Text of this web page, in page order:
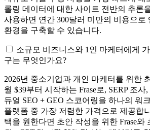
롤링 데이터에 대한 사이트 전반의 추론
사용하면 연간 300달러 미만의 비용으로
환경을 구축할 수 있습니다.
소규모 비즈니스와 1인 마케터에게
구는 무엇인가요?
2026년 중소기업과 개인 마케터를 위한
월 $39부터 시작하는 Frase로, SERP 조
듀얼 SEO + GEO 스코어링을 하나의 워
플랫폼 중 가장 저렴한 가격으로 제공합
택을 원한다면 초안 작성을 위한 Frase와